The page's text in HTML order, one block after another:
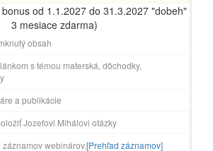
od 1.1.2027 do 31.3.2027 "dobeh"
3 mesiace zdarma)
obsah
s témou materská, dôchodky,
a publikácie
Jozefovi Mihálovi otázky
záznamov webinárov.[Prehľad záznamov]